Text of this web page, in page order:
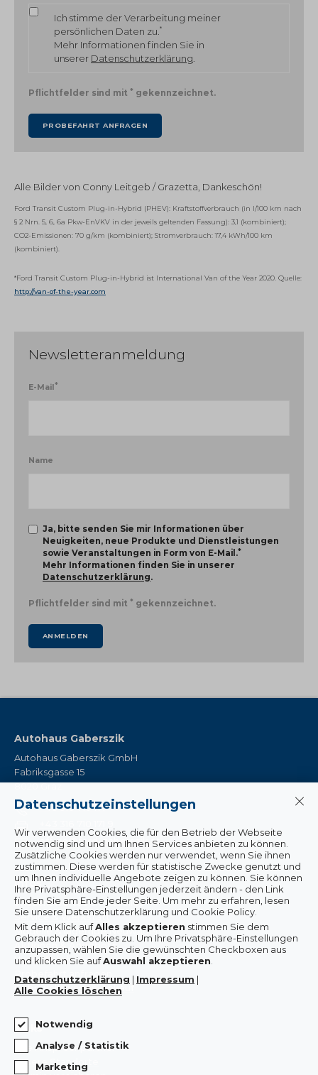
Ich stimme der Verarbeitung meiner
persönlichen Daten zu. *
Mehr Informationen finden Sie in
unserer Datenschutzerklärung
Pflichtfelder sind mit * gekennzeichnet.
Alle Bilder von Conny Leitgeb / Grazetta, Dankeschön!
Ford Transit Custom Plug-in-Hybrid (PHEV): Kraftstoffverbrauch (in l/100 km nach
§ 2 Nrn. 5, 6, 6a Pkw-EnVKV in der jeweils geltenden Fassung): 3,1 (kombiniert);
CO2-Emissionen: 70 g/km (kombiniert); Stromverbrauch: 17,4 kWh/100 km
(kombiniert).
*Ford Transit Custom Plug-in-Hybrid ist International Van of the Year 2020. Quelle:
http://van-of-the-year.com
Newsletteranmeldung
E-Mail *
Name
Ja, bitte senden Sie mir Informationen über
Neuigkeiten, neue Produkte und Dienstleistungen
sowie Veranstaltungen in Form von E-Mail.*
Mehr Informationen finden Sie in unserer
Datenschutzerklärung.
Pflichtfelder sind mit * gekennzeichnet.
ANMELDEN
Autohaus Gaberszik
Autohaus Gaberszik GmbH
Fabriksgasse 15
8020 Graz
+43 316 710 171
office@ford-gaberszik.at
Infos
Wissenswertes & Aktuelles
Service & Werkstatt
Modelle & lagernde Neuwagen
Aktionen & Angebote
Unser Autohaus
Probefahrt anfragen
Gebrauchtwagen-Ankauf
Links
Ihre Ansprechpartner
Unsere Standorte
Datenschutzeinstellungen
Wir verwenden Cookies, die für den Betrieb der Webseite
notwendig sind und um Ihnen Services anbieten zu können.
Zusätzliche Cookies werden nur verwendet, wenn Sie ihnen
zustimmen. Diese werden für statistische Zwecke genutzt und
um Ihnen individuelle Angebote zeigen zu können. Sie können
Ihre Privatsphäre-Einstellungen jederzeit ändern - den Link
finden Sie am Ende jeder Seite. Um mehr zu erfahren, lesen
Sie unsere Datenschutzerklärung und Cookie Policy.
Mit dem Klick aufAlles akzeptieren stimmen Sie dem
Gebrauch der Cookies zu. Um Ihre Privatsphäre-Einstellungen
anzupassen, wählen Sie die gewünschten Checkboxen aus
und klicken Sie aufAuswahl akzeptieren
Datenschutzerklärung | Impressum |
Alle Cookies löschen
Notwendig
Analyse / Statistik
Marketing